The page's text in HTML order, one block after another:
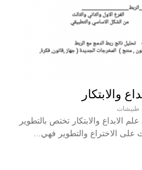
والابتكار
طبيشات
الابداع والابتكار تختص بالتطوير
على الاختراع والتطوير فهي...